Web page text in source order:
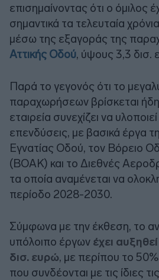
επισημαίνοντας ότι ο όμιλος
σημαντικά τα τελευταία
μέσω της εξαγοράς της
Αττικής Οδού, ύψους 3,3 δισ.
Παρά το γεγονός ότι το
παραχωρήσεων βρίσκεται ήδη
εταιρεία συνεχίζει να
επενδύσεις, με βασικά έργα
Εγνατίας Οδού, τον Βόρειο
(ΒΟΑΚ) και το Διεθνές
τα οποία αναμένεται να
περίοδο 2028-2030.
Σύμφωνα με την έκθεση, το
υπόλοιπο έργων έχει
δισ. ευρώ, με περίπου το
που συνδέονται με τις ίδιες